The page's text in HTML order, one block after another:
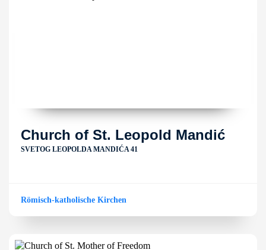
Church of St. Leopold Mandić
SVETOG LEOPOLDA MANDIĆA 41
Römisch-katholische Kirchen